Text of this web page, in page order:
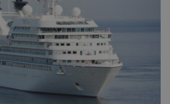
dědičných onemocnění,
fibrózy, […]